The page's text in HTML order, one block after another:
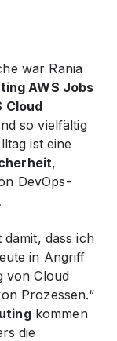
war Rania
AWS Jobs
Cloud
so vielfältig
ist eine
,
DevOps-
damit, dass ich
in Angriff
von Cloud
Prozessen.“
kommen
die